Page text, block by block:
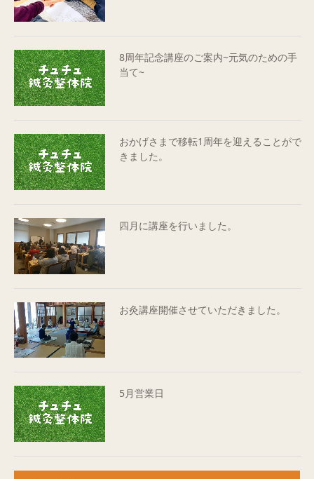
8周年記念講座のご案内~元気のための手
当て~
おかげさまで移転1周年を迎えることがで
きました。
四月に講座を行いました。
お灸講座開催させていただきました。
5月営業日